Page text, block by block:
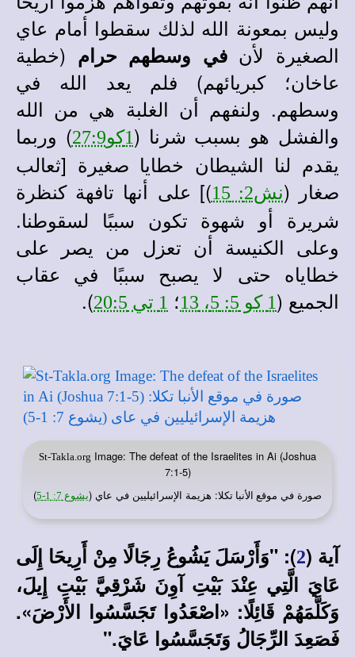
وليس بمعونة الله لذلك سقطوا أمام عاي
الصغيرة لأنفي وسطهم حرام (خطية
عاخان؛ كبريائهم) فلم يعد الله في
وسطهم. ولنفهم أن الغلبة هي من الله
والفشل هو بسبب شرنا (1كو27:9
) وربما
يقدم لنا الشيطان خطايا صغيرة [ثعالب
صغار (نش2: 15
)] على أنها تافهة كنظرة
شريرة أو شهوة تكون سببًا لسقوطنا.
وعلى الكنيسة أن تعزل من يصر على
خطاياه حتى لا يصبح سببًا في عقاب
الجميع (1 كو 5: 5، 13 ؛ 1 تي 20:5 ).
St-Takla.org Image: The defeat of the Israelites in Ai (Joshua
7:1-5)
صورة في موقع الأنبا تكلا: هزيمة الإسرائيليين في عاي (يشوع 7: 1-5 )
آية (2): "وَأَرْسَلَ يَشُوعُ رِجَالًا مِنْ أَرِيحَا إِلَى
عَايَ الَّتِي عِنْدَ بَيْتِ آوِنَ شَرْقِيَّ بَيْتِ إِيلَ،
وَكَلَّمَهُمْ قَائِلًا: «اصْعَدُوا تَجَسَّسُوا الأَرْضَ».
فَصَعِدَ الرِّجَالُ وَتَجَسَّسُوا عَايَ."